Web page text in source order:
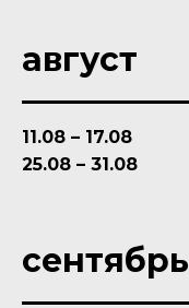
август
11.08 – 17.08
25.08 – 31.08
сентябрь